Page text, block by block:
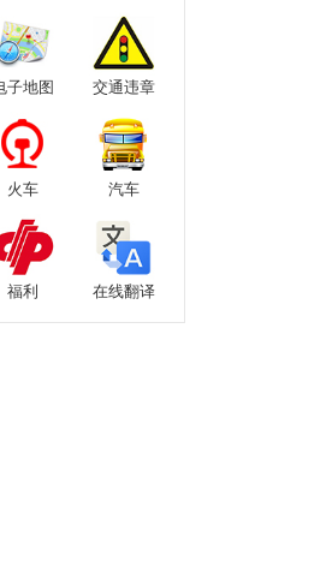
子地图 交通违章
火车 汽车
福利 在线翻译